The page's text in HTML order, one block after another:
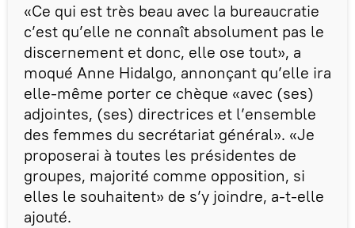
«Ce qui est très beau avec la bureaucratie
c’est qu’elle ne connaît absolument pas le
discernement et donc, elle ose tout», a
moqué Anne Hidalgo, annonçant qu’elle ira
elle-même porter ce chèque «avec (ses)
adjointes, (ses) directrices et l’ensemble
des femmes du secrétariat général». «Je
proposerai à toutes les présidentes de
groupes, majorité comme opposition, si
elles le souhaitent» de s’y joindre, a-t-elle
ajouté.